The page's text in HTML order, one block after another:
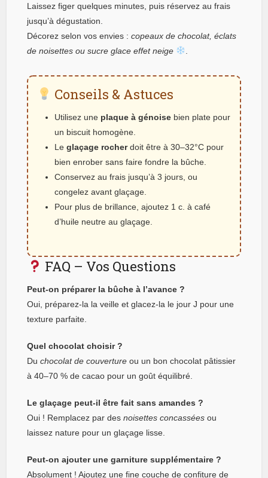
Laissez figer quelques minutes, puis réservez au frais
jusqu’à dégustation.
Décorez selon vos envies :copeaux de chocolat, éclats
de noisettes ou sucre glace effet neige
Conseils & Astuces
Utilisez une plaque à génoise bien plate pour
un biscuit homogène.
Leglaçage rocherdoit être à 30–32°C pour
bien enrober sans faire fondre la bûche.
Conservez au frais jusqu’à 3 jours, ou
congelez avant glaçage.
Pour plus de brillance, ajoutez 1 c. à café
d’huile neutre au glaçage.
FAQ – Vos Questions
Peut-on préparer la bûche à l’avance ?
Oui, préparez-la la veille et glacez-la le jour J pour une
texture parfaite.
Quel chocolat choisir ?
Duchocolat de couverture ou un bon chocolat pâtissier
à 40–70 % de cacao pour un goût équilibré.
Le glaçage peut-il être fait sans amandes ?
Oui ! Remplacez par desnoisettes concassées ou
laissez nature pour un glaçage lisse.
Peut-on ajouter une garniture supplémentaire ?
Absolument ! Ajoutez une fine couche de confiture de